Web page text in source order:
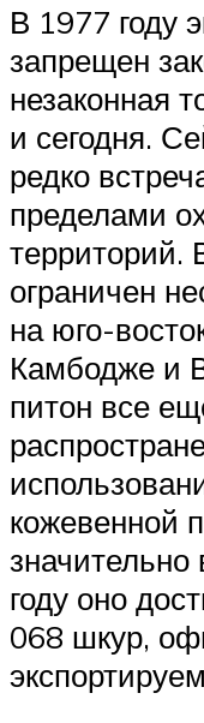
В 1977 году
запрещен
незаконная
и сегодня.
редко
пределами
территорий.
ограничен
на юго-
Камбодже и
питон все
кожевенной
году оно
068 шкур,